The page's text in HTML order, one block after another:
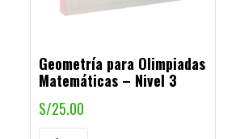
Geometría para Olimpiadas
Matemáticas – Nivel 3
S/25.00